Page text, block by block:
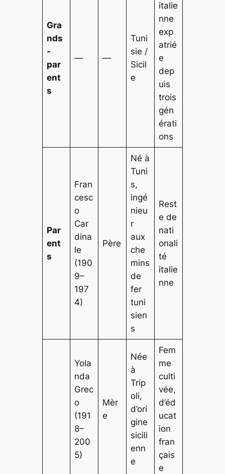
Gra
nds
-
par
ent
s
— —
Tuni
sie /
Sicil
e
italie
nne
exp
atrié
e
dep
uis
trois
gén
érati
ons
Par
ent
s
Fran
cesc
o
Car
dina
le
(190
9–
197
4)
Père
Né à
Tuni
s,
ingé
nieu
r
aux
che
mins
de
fer
tuni
sien
s
Rest
e de
nati
onali
té
italie
nne
Yola
nda
Grec
o
(191
8–
200
5)
Mèr
e
Née
à
Trip
oli,
d’ori
gine
sicili
enn
e
Fem
me
culti
vée,
d’éd
ucat
ion
fran
çais
e